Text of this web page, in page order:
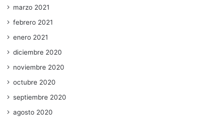
marzo 2021
febrero 2021
enero 2021
diciembre 2020
noviembre 2020
octubre 2020
septiembre 2020
agosto 2020